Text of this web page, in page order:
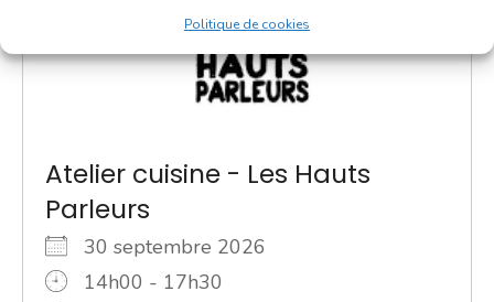
Politique de cookies
Atelier cuisine - Les Hauts
Parleurs
30 septembre 2026
14h00 - 17h30